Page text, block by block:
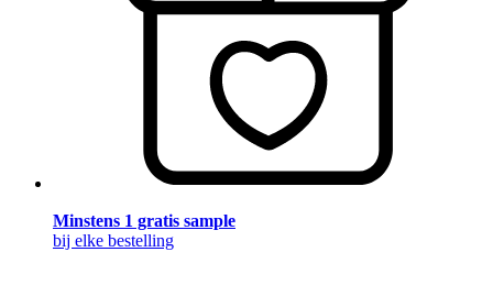
Minstens 1 gratis sample
bij elke bestelling